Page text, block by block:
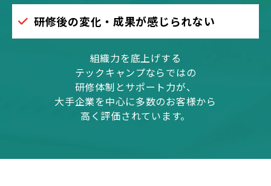
研修後の変化・成果が感じられない
組織力を底上げする
テックキャンプならではの
研修体制とサポート力が、
大手企業を中心に多数のお客様から
高く評価されています。